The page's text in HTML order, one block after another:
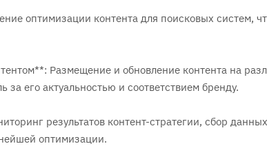
оптимизации контента для поисковых систем,
Размещение и обновление контента на
за его актуальностью и соответствием бренду.
результатов контент-стратегии, сбор
оптимизации.